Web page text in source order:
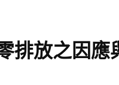
排放之因應